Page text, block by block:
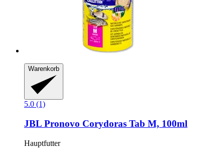
Warenkorb
5.0 (1)
JBL Pronovo Corydoras Tab M, 100ml
Hauptfutter